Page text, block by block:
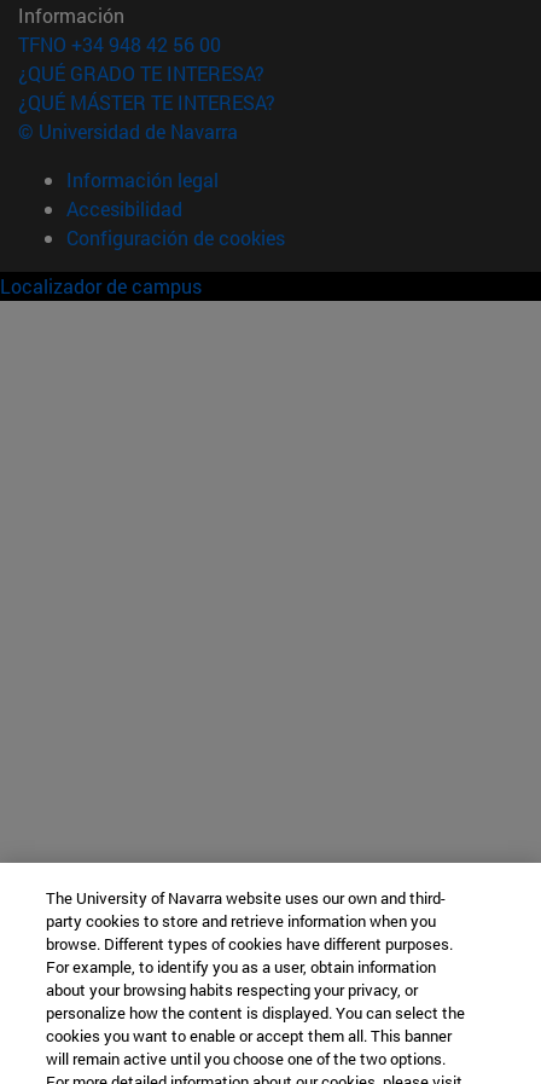
Información
TFNO +34 948 42 56 00
¿QUÉ GRADO TE INTERESA?
¿QUÉ MÁSTER TE INTERESA?
© Universidad de Navarra
Información legal
Accesibilidad
Configuración de cookies
Localizador de campus
The University of Navarra website uses our own and third-
party cookies to store and retrieve information when you
browse. Different types of cookies have different purposes.
For example, to identify you as a user, obtain information
about your browsing habits respecting your privacy, or
personalize how the content is displayed. You can select the
cookies you want to enable or accept them all. This banner
will remain active until you choose one of the two options.